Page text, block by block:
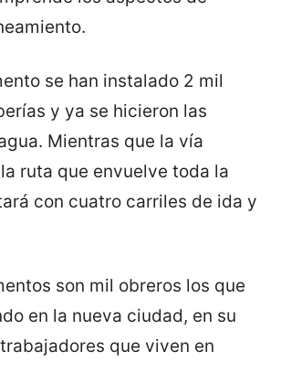
se han instalado 2 mil
y ya se hicieron las
Mientras que la vía
ruta que envuelve toda la
con cuatro carriles de ida y
son mil obreros los que
en la nueva ciudad, en su
que viven en